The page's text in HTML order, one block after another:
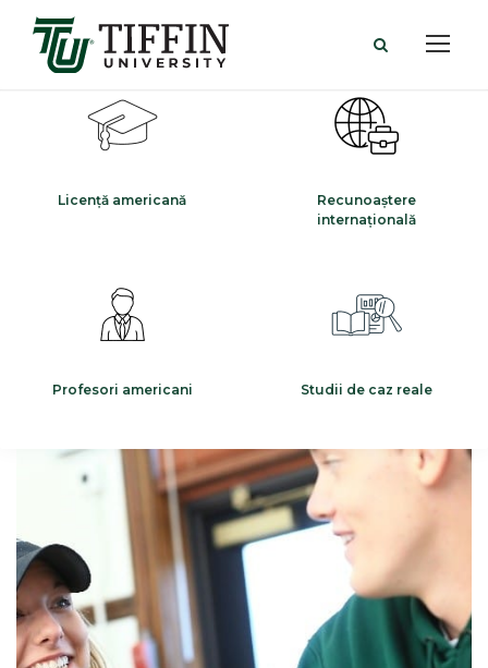
Licență americană
Recunoaștere
internațională
Profesori americani Studii de caz reale